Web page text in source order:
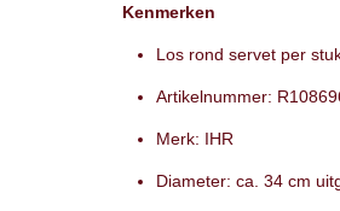
Kenmerken
Los rond servet per
Artikelnummer:
Merk: IHR
Diameter: ca. 34 cm